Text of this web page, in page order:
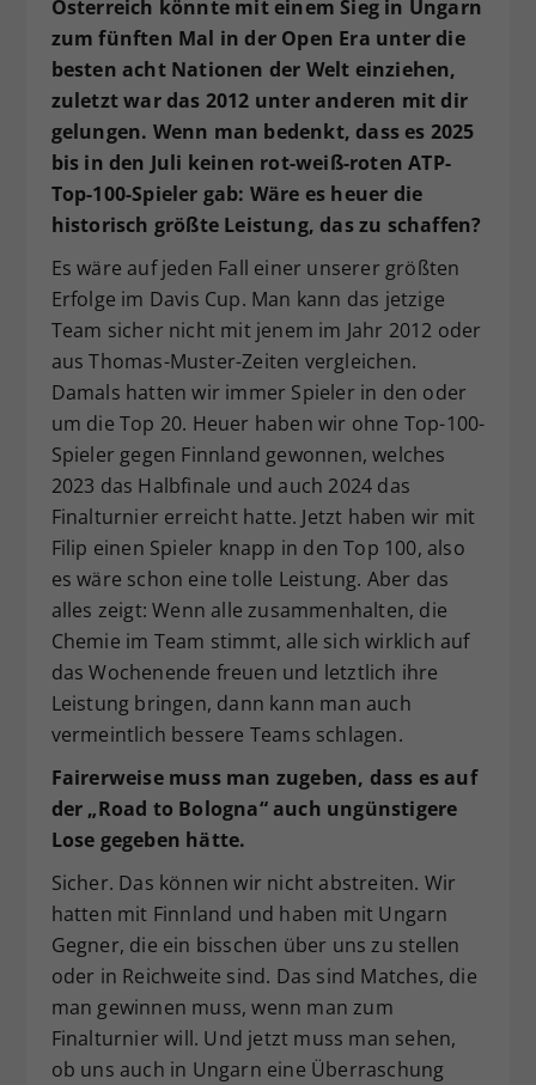
Österreich könnte mit einem Sieg in Ungarn
zum fünften Mal in der Open Era unter die
besten acht Nationen der Welt einziehen,
zuletzt war das 2012 unter anderen mit dir
gelungen. Wenn man bedenkt, dass es 2025
bis in den Juli keinen rot-weiß-roten ATP-
Top-100-Spieler gab: Wäre es heuer die
historisch größte Leistung, das zu schaffen?
Es wäre auf jeden Fall einer unserer größten
Erfolge im Davis Cup. Man kann das jetzige
Team sicher nicht mit jenem im Jahr 2012 oder
aus Thomas-Muster-Zeiten vergleichen.
Damals hatten wir immer Spieler in den oder
um die Top 20. Heuer haben wir ohne Top-100-
Spieler gegen Finnland gewonnen, welches
2023 das Halbfinale und auch 2024 das
Finalturnier erreicht hatte. Jetzt haben wir mit
Filip einen Spieler knapp in den Top 100, also
es wäre schon eine tolle Leistung. Aber das
alles zeigt: Wenn alle zusammenhalten, die
Chemie im Team stimmt, alle sich wirklich auf
das Wochenende freuen und letztlich ihre
Leistung bringen, dann kann man auch
vermeintlich bessere Teams schlagen.
Fairerweise muss man zugeben, dass es auf
der „Road to Bologna“ auch ungünstigere
Lose gegeben hätte.
Sicher. Das können wir nicht abstreiten. Wir
hatten mit Finnland und haben mit Ungarn
Gegner, die ein bisschen über uns zu stellen
oder in Reichweite sind. Das sind Matches, die
man gewinnen muss, wenn man zum
Finalturnier will. Und jetzt muss man sehen,
ob uns auch in Ungarn eine Überraschung